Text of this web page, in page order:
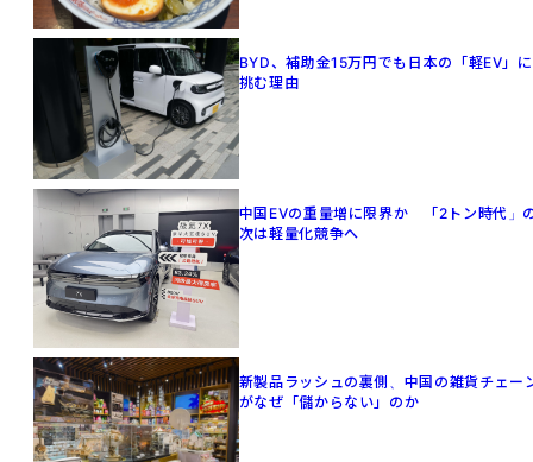
BYD、補助金15万円でも日本の「軽EV」に
挑む理由
中国EVの重量増に限界か 「2トン時代」
次は軽量化競争へ
新製品ラッシュの裏側、中国の雑貨チェー
がなぜ「儲からない」のか